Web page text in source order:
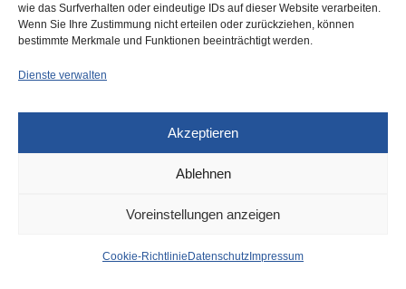
wie das Surfverhalten oder eindeutige IDs auf dieser Website verarbeiten.
Wenn Sie Ihre Zustimmung nicht erteilen oder zurückziehen, können
bestimmte Merkmale und Funktionen beeinträchtigt werden.
Dienste verwalten
Akzeptieren
Ablehnen
Voreinstellungen anzeigen
Cookie-Richtlinie Datenschutz Impressum
0 SHARES